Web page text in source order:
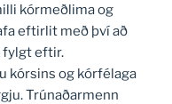
kórmeðlima og
eftirlit með því að
fylgt eftir.
kórsins og kórfélaga
Trúnaðarmenn